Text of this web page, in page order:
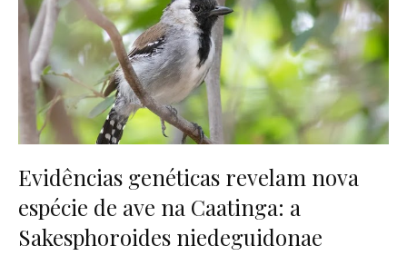
Evidências genéticas revelam nova
espécie de ave na Caatinga: a
Sakesphoroides niedeguidonae